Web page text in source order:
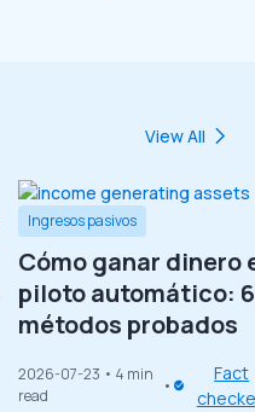
View All
Ingresos pasivos
Cómo ganar dinero
piloto automático: 6
métodos probados
2026-07-23 • 4 min
read
Fact